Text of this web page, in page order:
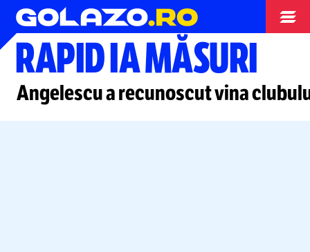
Superliga
RAPID IA MĂSURI
Angelescu a recunoscut vina